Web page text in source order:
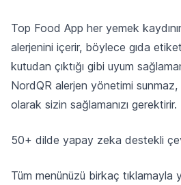
Top Food App her yemek
alerjenini içerir, böylece gıda
kutudan çıktığı gibi uyum
NordQR alerjen yönetimi sunmaz,
olarak sizin sağlamanızı gerektirir.
50+ dilde yapay zeka destekli
Tüm menünüzü birkaç tıklamayla